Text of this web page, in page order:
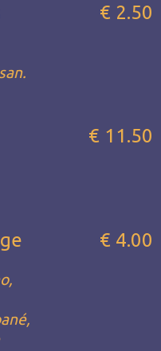
€ 2.50
€ 11.50
€ 4.00